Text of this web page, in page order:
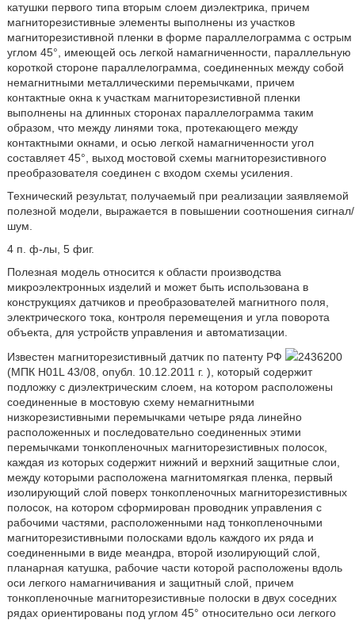
катушки первого типа вторым слоем диэлектрика, причем
магниторезистивные элементы выполнены из участков
магниторезистивной пленки в форме параллелограмма с острым
углом 45°, имеющей ось легкой намагниченности, параллельную
короткой стороне параллелограмма, соединенных между собой
немагнитными металлическими перемычками, причем
контактные окна к участкам магниторезистивной пленки
выполнены на длинных сторонах параллелограмма таким
образом, что между линями тока, протекающего между
контактными окнами, и осью легкой намагниченности угол
составляет 45°, выход мостовой схемы магниторезистивного
преобразователя соединен с входом схемы усиления.
Технический результат, получаемый при реализации заявляемой
полезной модели, выражается в повышении соотношения сигнал/
шум.
4 п. ф-лы, 5 фиг.
Полезная модель относится к области производства
микроэлектронных изделий и может быть использована в
конструкциях датчиков и преобразователей магнитного поля,
электрического тока, контроля перемещения и угла поворота
объекта, для устройств управления и автоматизации.
Известен магниторезистивный датчик по патенту РФ
2436200
(МПК H01L 43/08, опубл. 10.12.2011 г. ), который содержит
подложку с диэлектрическим слоем, на котором расположены
соединенные в мостовую схему немагнитными
низкорезистивными перемычками четыре ряда линейно
расположенных и последовательно соединенных этими
перемычками тонкопленочных магниторезистивных полосок,
каждая из которых содержит нижний и верхний защитные слои,
между которыми расположена магнитомягкая пленка, первый
изолирующий слой поверх тонкопленочных магниторезистивных
полосок, на котором сформирован проводник управления с
рабочими частями, расположенными над тонкопленочными
магниторезистивными полосками вдоль каждого их ряда и
соединенными в виде меандра, второй изолирующий слой,
планарная катушка, рабочие части которой расположены вдоль
оси легкого намагничивания и защитный слой, причем
тонкопленочные магниторезистивные полоски в двух соседних
рядах ориентированы под углом 45° относительно оси легкого